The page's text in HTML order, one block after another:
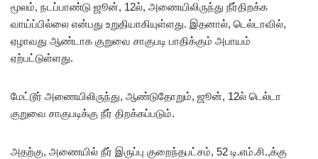
மூலம், நடப்பாண்டு ஜூன், 12ல், அணையிலிருந்து நீர்திறக்க
வாய்ப்பில்லை என்பது உறுதியாகியுள்ளது. இதனால், டெல்டாவில்,
ஏழாவது ஆண்டாக குறுவை சாகுபடி பாதிக்கும் அபாயம்
ஏற்பட்டுள்ளது.
மேட்டூர் அணையிலிருந்து, ஆண்டுதோறும், ஜூன், 12ல் டெல்டா
குறுவை சாகுபடிக்கு நீர் திறக்கப்படும்.
அதற்கு, அணையில் நீர் இருப்பு குறைந்தபட்சம், 52 டி.எம்.சி.,க்கு